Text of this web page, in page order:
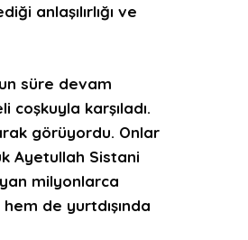
anlaşılırlığı ve
süre devam
karşıladı.
görüyordu. Onlar
Ayetullah Sistani
milyonlarca
de yurtdışında